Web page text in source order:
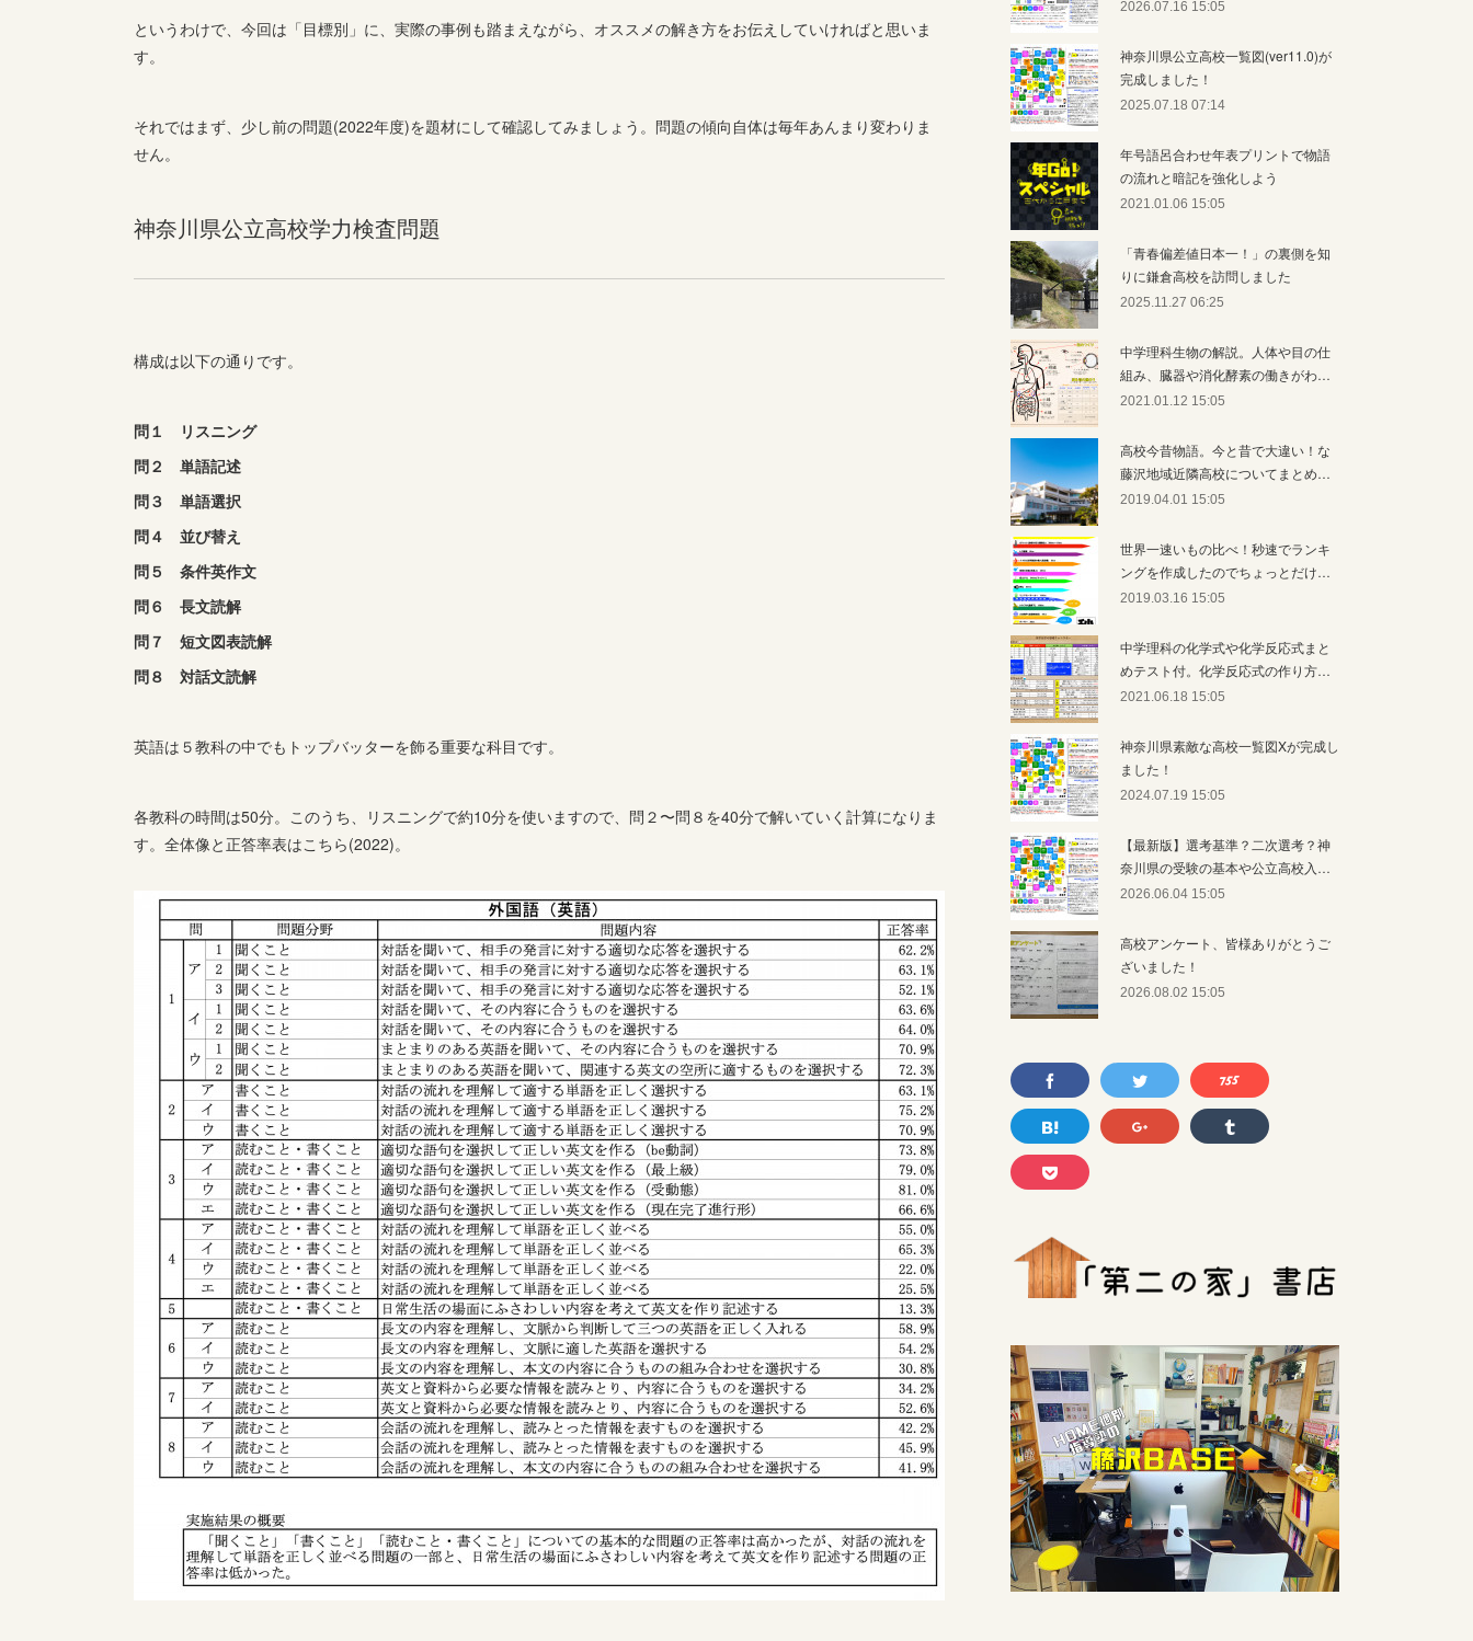
というわけで、今回は「目標別」に、実際の事例も踏まえながら、オススメの解き方をお伝えしていければと思いま
す。
それではまず、少し前の問題(2022年度)を題材にして確認してみましょう。問題の傾向自体は毎年あんまり変わりま
せん。
神奈川県公立高校学力検査問題
構成は以下の通りです。
問１ リスニング
問２ 単語記述
問３ 単語選択
問４ 並び替え
問５ 条件英作文
問６ 長文読解
問７ 短文図表読解
問８ 対話文読解
英語は５教科の中でもトップバッターを飾る重要な科目です。
各教科の時間は50分。このうち、リスニングで約10分を使いますので、問２〜問８を40分で解いていく計算になりま
す。全体像と正答率表はこちら(2022)。
2026.07.16 15:05
神奈川県公立高校一覧図(ver11.0)が
完成しました！
2025.07.18 07:14
年号語呂合わせ年表プリントで物語
の流れと暗記を強化しよう
2021.01.06 15:05
「青春偏差値日本一！」の裏側を知
りに鎌倉高校を訪問しました
2025.11.27 06:25
中学理科生物の解説。人体や目の仕
組み、臓器や消化酵素の働きがわ…
2021.01.12 15:05
高校今昔物語。今と昔で大違い！な
藤沢地域近隣高校についてまとめ…
2019.04.01 15:05
世界一速いもの比べ！秒速でランキ
ングを作成したのでちょっとだけ…
2019.03.16 15:05
中学理科の化学式や化学反応式まと
めテスト付。化学反応式の作り方…
2021.06.18 15:05
神奈川県素敵な高校一覧図Xが完成し
ました！
2024.07.19 15:05
【最新版】選考基準？二次選考？神
奈川県の受験の基本や公立高校入…
2026.06.04 15:05
高校アンケート、皆様ありがとうご
ざいました！
2026.08.02 15:05